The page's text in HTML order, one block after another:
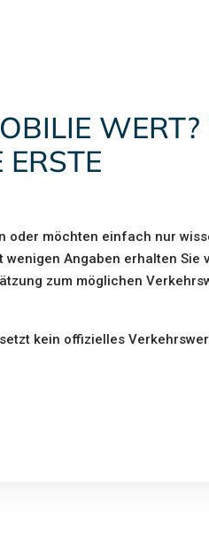
oder möchten einfach nur
Angaben erhalten Sie
zum möglichen
kein offizielles